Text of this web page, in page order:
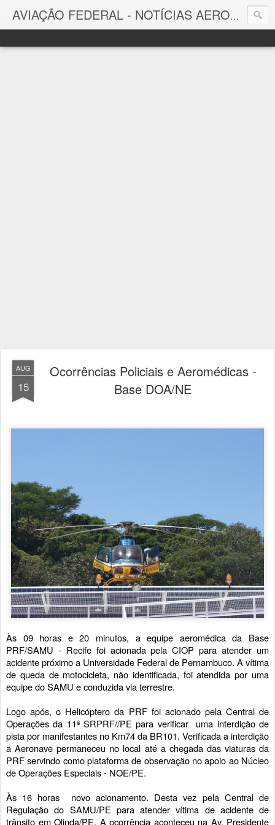
AVIAÇÃO FEDERAL - NOTÍCIAS AERONÁUTICAS & TECNOLOGIAS
Aviação Federal
AUG
15
Ocorrências Policiais e Aeromédicas -
Base DOA/NE
Às 09 horas e 20 minutos, a equipe aeromédica da Base
PRF/SAMU - Recife foi acionada pela CIOP para atender um
acidente próximo a Universidade Federal de Pernambuco. A vítima
de queda de motocicleta, não identificada, foi atendida por uma
equipe do SAMU e conduzida via terrestre.
Logo após, o Helicóptero da PRF foi acionado pela Central de
Operações da 11ª SRPRF//PE para verificar uma interdição de
pista por manifestantes no Km74 da BR101. Verificada a interdição
a Aeronave permaneceu no local até a chegada das viaturas da
PRF servindo como plataforma de observação no apoio ao Núcleo
de Operações Especiais - NOE/PE.
Às 16 horas novo acionamento. Desta vez pela Central de
Regulação do SAMU/PE para atender vítima de acidente de
trânsito em Olinda/PE. A ocorrência aconteceu na Av. Presidente